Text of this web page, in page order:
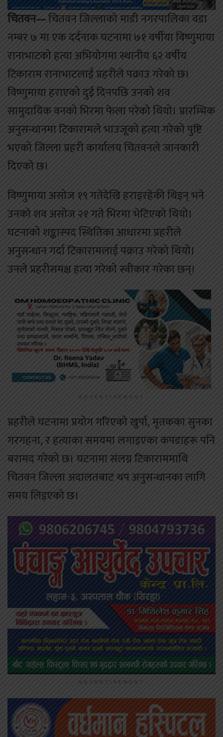
चितवन—चितवन जिल्लाको माडी नगरपालिका वडा
नम्बर ७ मा एक दर्दनाक घटनामा ७१ वर्षीया विष्णुमाया
रानाभाटको हत्या अभियोगमा स्थानीय ६२ वर्षीय
टिकाराम रानाभाटलाई प्रहरीले पक्राउ गरेको छ।
विष्णुमाया हराएको दुई दिनपछि उनको शव
सामुदायिक वनको भिरमा फेला परेको थियो। प्रारम्भिक
अनुसन्धानमा टिकारामले भाउजूको हत्या गरेको पुष्टि
भएको जिल्ला प्रहरी कार्यालय चितवनले जानकारी
दिएको छ।
विष्णुमाया असोज १९ गतेदेखि हराइरहेकी थिइन् भने
उनको शव असोज २१ गते भिरमा भेटिएको थियो।
घटनाको शङ्कास्पद स्थितिका आधारमा प्रहरीले
अनुसन्धान गर्दा टिकारामलाई पक्राउ गरेको थियो।
उनले प्रहरीसमक्ष हत्या गरेको स्वीकार गरेका छन्।
ADVERTISEMENT
प्रहरीले घटनामा प्रयोग गरिएको खुर्पा, मृतकका सुनका
गरगहना, र हत्याका समयमा लगाइएका कपडाहरू पनि
बरामद गरेको छ। घटनामा संलग्न टिकाराममाथि
चितवन जिल्ला अदालतबाट थप अनुसन्धानका लागि
समय लिइएको छ।
ADVERTISEMENT